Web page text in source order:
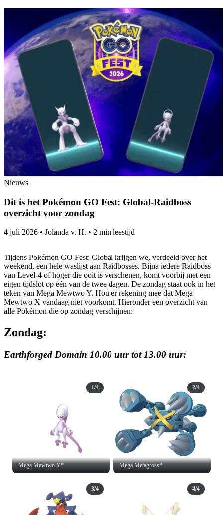
Nieuws
Dit is het Pokémon GO Fest: Global-Raidboss
overzicht voor zondag
4 juli 2026 • Jolanda v. H. • 2 min leestijd
Tijdens Pokémon GO Fest: Global krijgen we, verdeeld over het
weekend, een hele waslijst aan Raidbosses. Bijna iedere Raidboss
van Level-4 of hoger die ooit is verschenen, komt voorbij met een
eigen tijdslot op één van de twee dagen. De zondag staat ook in het
teken van Mega Mewtwo Y. Hou er rekening mee dat Mega
Mewtwo X vandaag niet voorkomt. Hieronder een overzicht van
alle Pokémon die op zondag verschijnen:
Zondag:
Earthforged Domain 10.00 uur tot 13.00 uur:
Mega Mewtwo Y*
1/4
Mega Metagross*
2/4
3/4 4/4